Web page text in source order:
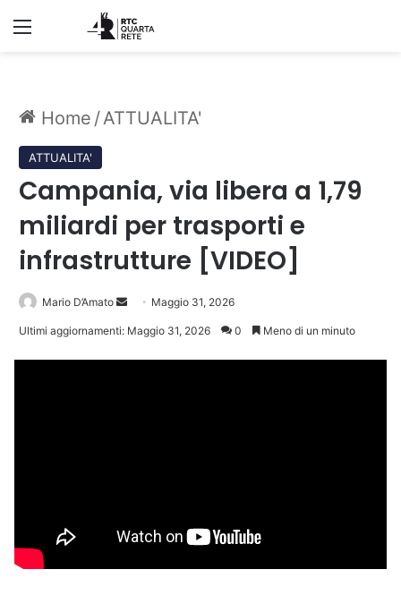
Menu
Home /ATTUALITA'
ATTUALITA'
Campania, via libera a 1,79
miliardi per trasporti e
infrastrutture [VIDEO]
Mario D’Amato
Invia Maggio 31, 2026
Ultimi aggiornamenti: Maggio 31, 2026 0 Meno di un minuto